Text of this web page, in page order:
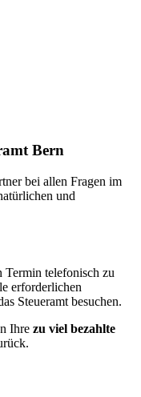
Bern
bei allen Fragen im
und
Termin telefonisch zu
erforderlichen
Steueramt besuchen.
Ihre zu viel bezahlte